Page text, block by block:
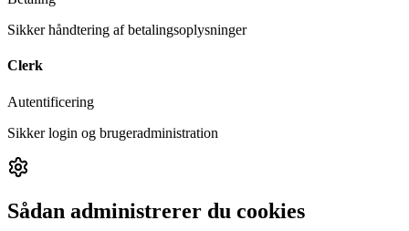
Sikker håndtering af betalingsoplysninger
Clerk
Autentificering
Sikker login og brugeradministration
Sådan administrerer du cookies